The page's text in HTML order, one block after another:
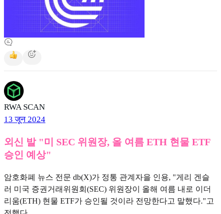
RWA SCAN
13 जून 2024
외신 발 "미 SEC 위원장, 올 여름 ETH 현물 ETF
승인 예상"
암호화폐 뉴스 전문 db(X)가 정통 관계자을 인용, "게리 겐슬
러 미국 증권거래위원회(SEC) 위원장이 올해 여름 내로 이더
리움(ETH) 현물 ETF가 승인될 것이라 전망한다고 말했다."고